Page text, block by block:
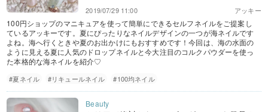
アッキー
2019/07/29 11:00
100円ショップのマニキュアを使って簡単にできるセルフネイルをご提案し
ているアッキーです。夏にぴったりなネイルデザインの一つが海ネイルです
よね。海へ行くときや夏のお出かけにもおすすめです！今回は、海の水面の
ように見える夏に人気のドロップネイルと今大注目のコルクパウダーを使っ
た本格的な海ネイルを紹介♡
#夏ネイル #リキュールネイル #100均ネイル